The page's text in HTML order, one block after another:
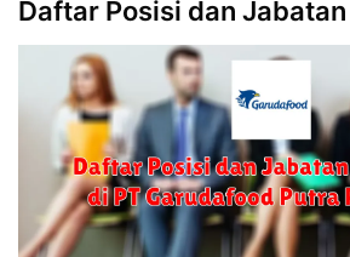
Daftar Posisi dan